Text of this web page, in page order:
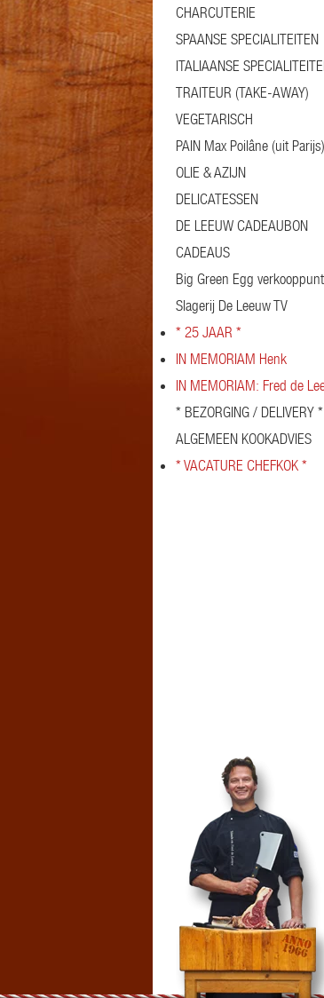
CHARCUTERIE
SPAANSE SPECIALITEITEN
ITALIAANSE
TRAITEUR (TAKE-AWAY)
VEGETARISCH
PAIN Max Poilâne (uit Parijs)
OLIE & AZIJN
DELICATESSEN
DE LEEUW CADEAUBON
CADEAUS
Big Green Egg verkooppunt
Slagerij De Leeuw TV
* 25 JAAR *
IN MEMORIAM Henk
IN MEMORIAM: Fred de
* BEZORGING / DELIVERY *
ALGEMEEN KOOKADVIES
* VACATURE CHEFKOK *